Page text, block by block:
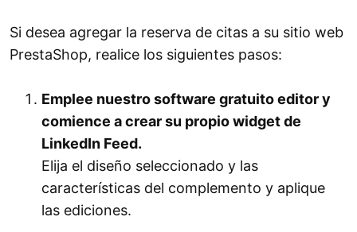
Si desea agregar la reserva de citas a su sitio web
PrestaShop, realice los siguientes pasos:
Emplee nuestro software gratuito editor y
comience a crear su propio widget de
LinkedIn Feed.
Elija el diseño seleccionado y las
características del complemento y aplique
las ediciones.